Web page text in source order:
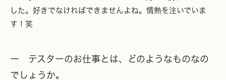
した。好きでなければできませんよね。情熱を注いでいま
す！笑
ー テスターのお仕事とは、どのようなものなの
でしょうか。